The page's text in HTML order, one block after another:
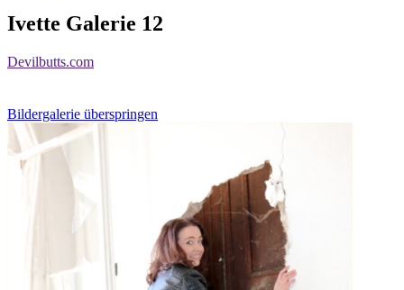
Ivette Galerie 12
Devilbutts.com
Bildergalerie überspringen